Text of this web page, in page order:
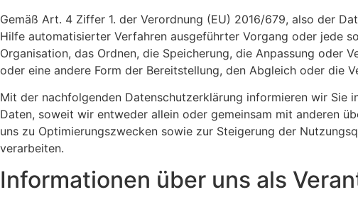
Gemäß Art. 4 Ziffer 1. der Verordnung (EU) 2016/679, also der
Hilfe automatisierter Verfahren ausgeführter Vorgang oder jede
Organisation, das Ordnen, die Speicherung, die Anpassung oder
oder eine andere Form der Bereitstellung, den Abgleich oder die
Mit der nachfolgenden Datenschutzerklärung informieren wir Sie
Daten, soweit wir entweder allein oder gemeinsam mit anderen
uns zu Optimierungszwecken sowie zur Steigerung der
verarbeiten.
Informationen über uns als